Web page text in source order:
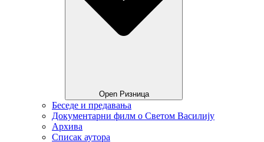
Open Ризница
Беседе и предавања
Документарни филм о Светом Василију
Архива
Списак аутора